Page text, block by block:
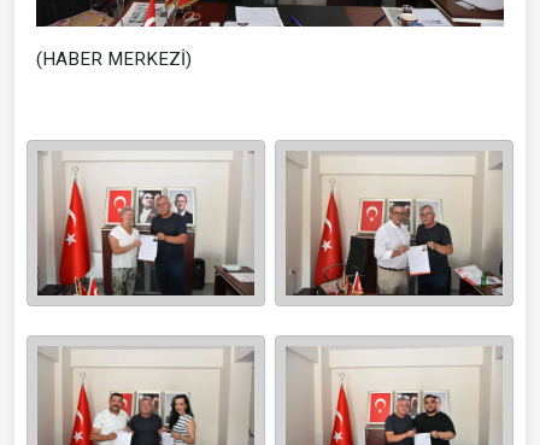
(HABER MERKEZİ)